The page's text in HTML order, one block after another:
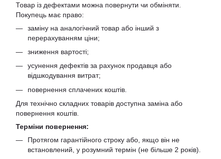
Товар із дефектами можна повернути чи обміняти.
Покупець має право:
заміну на аналогічний товар або інший з
перерахуванням ціни;
зниження вартості;
усунення дефектів за рахунок продавця або
відшкодування витрат;
повернення сплачених коштів.
Для технічно складних товарів доступна заміна або
повернення коштів.
Терміни повернення:
Протягом гарантійного строку або, якщо він не
встановлений, у розумний термін (не більше 2 років).